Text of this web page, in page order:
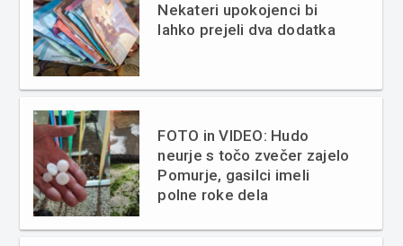
Nekateri upokojenci bi
lahko prejeli dva dodatka
FOTO in VIDEO: Hudo
neurje s točo zvečer zajelo
Pomurje, gasilci imeli
polne roke dela